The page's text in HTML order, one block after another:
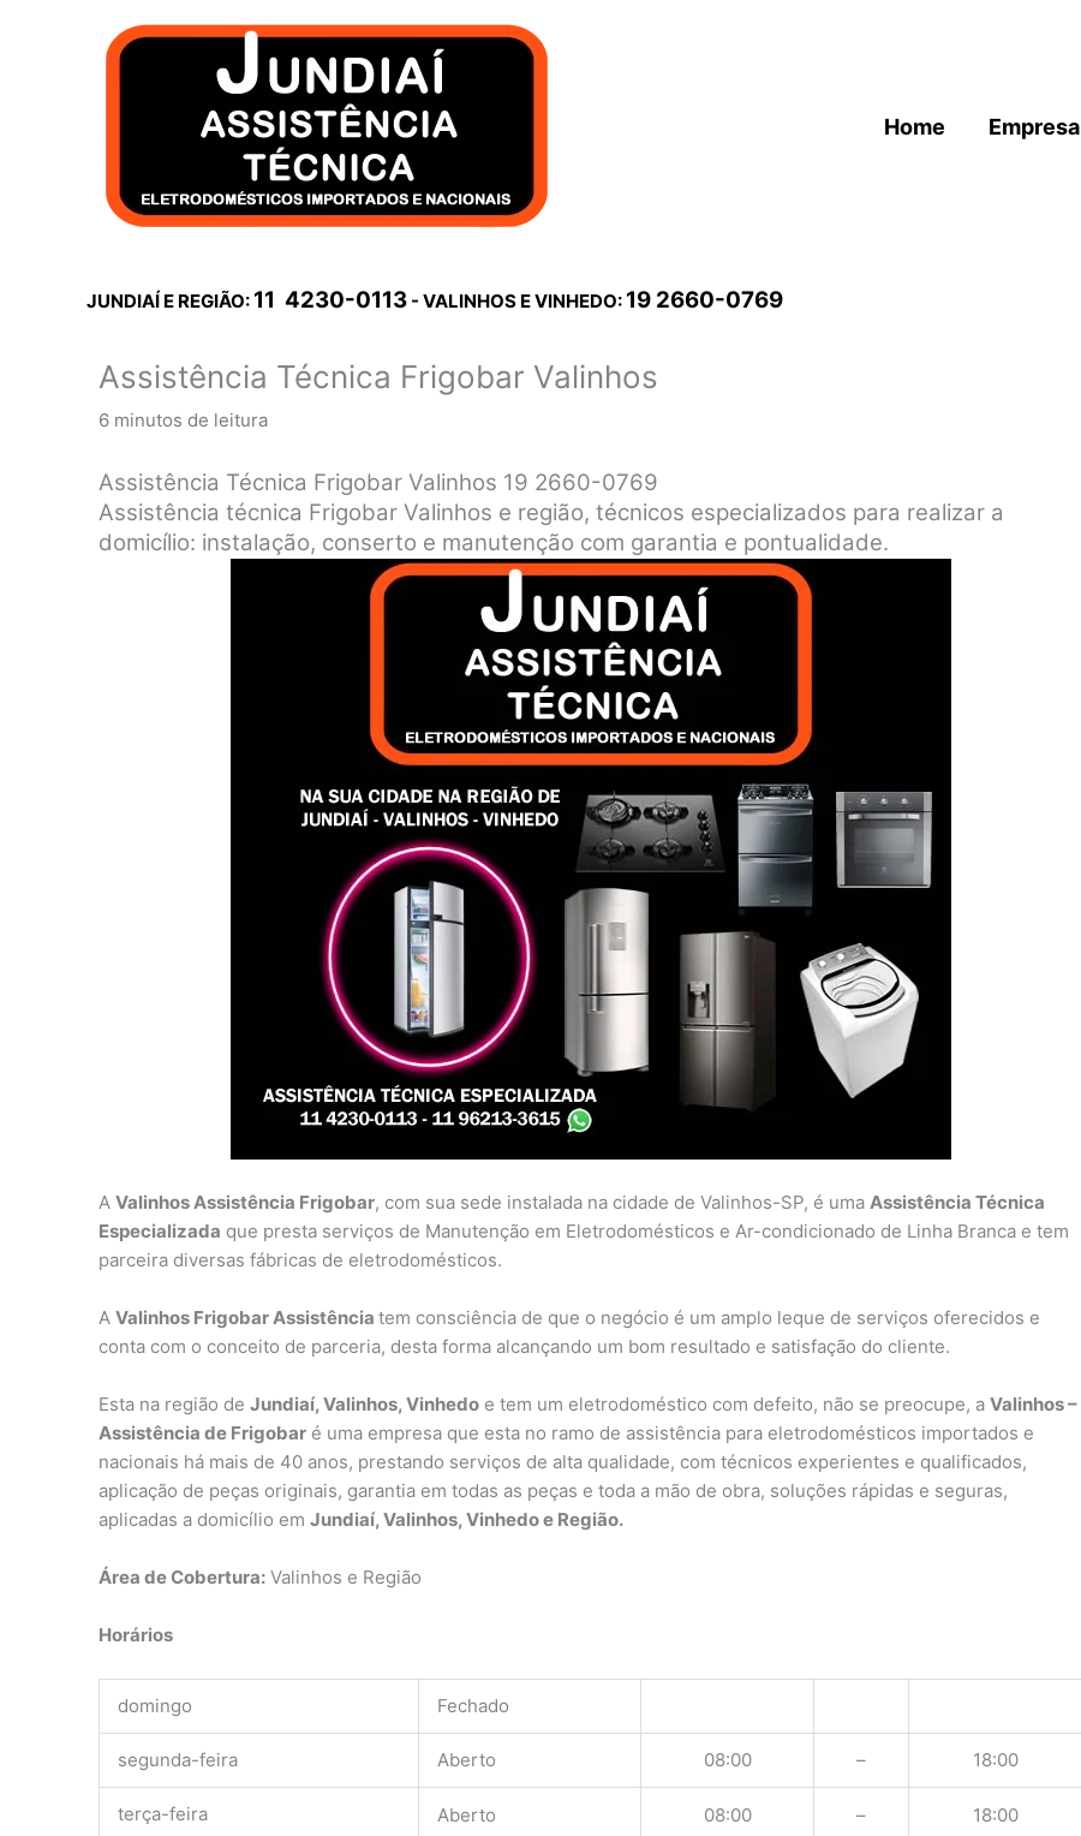
Home Empresa
JUNDIAÍ E REGIÃO: 11 4230-0113 - VALINHOS E VINHEDO: 19 2660-0769
Assistência Técnica Frigobar Valinhos
6 minutos de leitura
Assistência Técnica Frigobar Valinhos 19 2660-0769
Assistência técnica Frigobar Valinhos e região, técnicos especializados para realizar a
domicílio: instalação, conserto e manutenção com garantia e pontualidade.
A Valinhos Assistência Frigobar, com sua sede instalada na cidade de Valinhos-SP, é uma Assistência Técnica
Especializada que presta serviços de Manutenção em Eletrodomésticos e Ar-condicionado de Linha Branca e tem
parceira diversas fábricas de eletrodomésticos.
A Valinhos Frigobar Assistência tem consciência de que o negócio é um amplo leque de serviços oferecidos e
conta com o conceito de parceria, desta forma alcançando um bom resultado e satisfação do cliente.
Esta na região de Jundiaí, Valinhos, Vinhedo e tem um eletrodoméstico com defeito, não se preocupe, a Valinhos –
Assistência de Frigobar é uma empresa que esta no ramo de assistência para eletrodomésticos importados e
nacionais há mais de 40 anos, prestando serviços de alta qualidade, com técnicos experientes e qualificados,
aplicação de peças originais, garantia em todas as peças e toda a mão de obra, soluções rápidas e seguras,
aplicadas a domicílio em Jundiaí, Valinhos, Vinhedo e Região.
Área de Cobertura: Valinhos e Região
Horários
domingo Fechado
segunda-feira Aberto 08:00 – 18:00
terça-feira Aberto 08:00 – 18:00